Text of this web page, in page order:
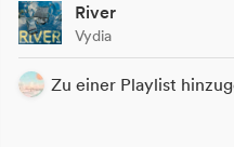
River
Vydia
Zu einer Playlist